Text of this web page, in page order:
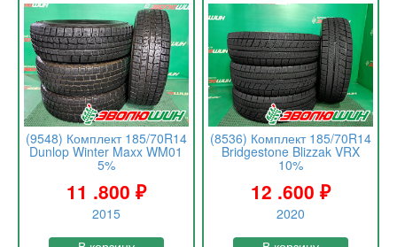
(9548) Комплект 185/70R14
Dunlop Winter Maxx WM01
5%
11 .800 ₽
2015
(8536) Комплект 185/70R14
Bridgestone Blizzak VRX
10%
12 .600₽
2020